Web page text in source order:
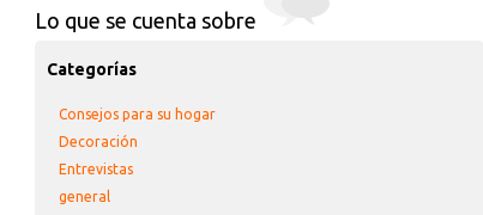
Lo que se cuenta sobre
Categorías
Consejos para su hogar
Decoración
Entrevistas
general